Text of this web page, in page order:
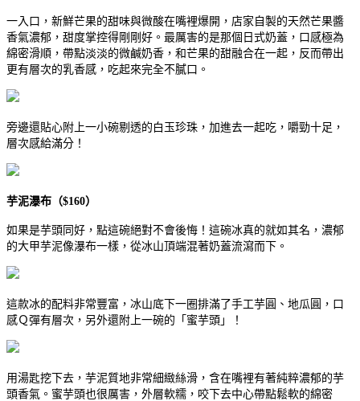
一入口，新鮮芒果的甜味與微酸在嘴裡爆開，店家自製的天然芒果醬
香氣濃郁，甜度掌控得剛剛好。最厲害的是那個日式奶蓋，口感極為
綿密滑順，帶點淡淡的微鹹奶香，和芒果的甜融合在一起，反而帶出
更有層次的乳香感，吃起來完全不膩口。
旁邊還貼心附上一小碗剔透的白玉珍珠，加進去一起吃，嚼勁十足，
層次感給滿分！
芋泥瀑布（$160）
如果是芋頭同好，點這碗絕對不會後悔！這碗冰真的就如其名，濃郁
的大甲芋泥像瀑布一樣，從冰山頂端混著奶蓋流瀉而下。
這款冰的配料非常豐富，冰山底下一圈排滿了手工芋圓、地瓜圓，口
感Ｑ彈有層次，另外還附上一碗的「蜜芋頭」！
用湯匙挖下去，芋泥質地非常細緻絲滑，含在嘴裡有著純粹濃郁的芋
頭香氣。蜜芋頭也很厲害，外層軟糯，咬下去中心帶點鬆軟的綿密